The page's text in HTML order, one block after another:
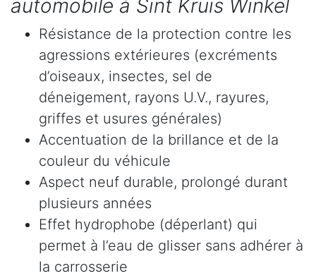
automobile à Sint Kruis Winkel
Résistance de la protection contre les
agressions extérieures (excréments
d’oiseaux, insectes, sel de
déneigement, rayons U.V., rayures,
griffes et usures générales)
Accentuation de la brillance et de la
couleur du véhicule
Aspect neuf durable, prolongé durant
plusieurs années
Effet hydrophobe (déperlant) qui
permet à l’eau de glisser sans adhérer à
la carrosserie